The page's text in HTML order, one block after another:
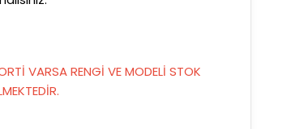
VARSA RENGİ VE MODELİ STOK